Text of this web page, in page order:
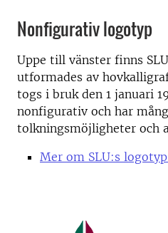
Nonfigurativ logotyp
Uppe till vänster finns
utformades av
togs i bruk den 1 januari
nonfigurativ och har
tolkningsmöjligheter och
Mer om SLU:s